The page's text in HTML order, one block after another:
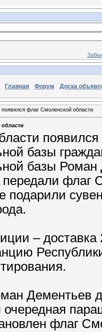
Главная Форум Доска
появился флаг Смоленской области
появился
базы
базы
флаг
подарили
–
Дементьев
очередная
флаг